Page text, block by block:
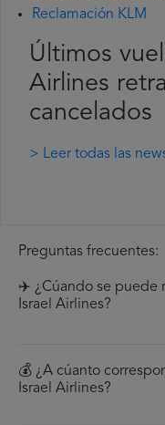
Reclamación KLM
Últimos
Airlines
cancelados
> Leer todas las
Preguntas frecuentes:
✈️ ¿Cúando se puede
Israel Airlines?
💰 ¿A cúanto
Israel Airlines?